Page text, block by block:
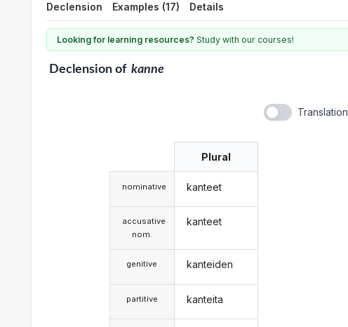
Declension Examples (17) Details
Looking for learning resources? Study with our courses!
Declensionof kanne
Translation
nominative
accusative
nom.
genitive
partitive
Plural
kanteet
kanteet
kanteiden
kanteita